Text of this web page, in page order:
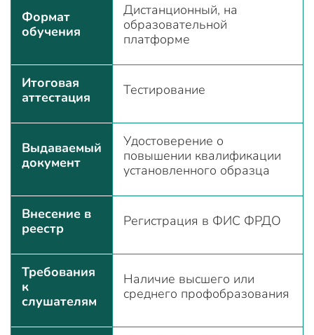
Формат
обучения
Дистанционный, на
образовательной
платформе
Итоговая
аттестация
Тестирование
Выдаваемый
документ
Удостоверение о
повышении квалификации
установленного образца
Внесение в
реестр
Регистрация в ФИС ФРДО
Требования
к
слушателям
Наличие высшего или
среднего профобразования